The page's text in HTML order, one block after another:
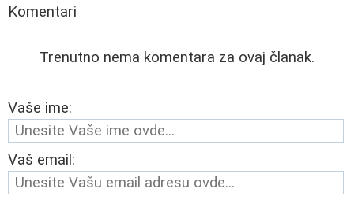
Komentari
Trenutno nema komentara za ovaj članak.
Vaše ime:
Vaš email: